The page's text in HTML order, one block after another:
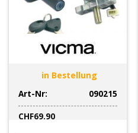
in Bestellung
Art-Nr:
090215
CHF69.90